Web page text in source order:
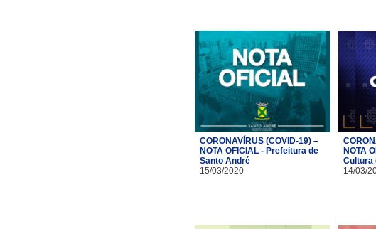
CORONAVÍRUS (COVID-19) –
NOTA OFICIAL - Prefeitura de
Santo André
15/03/2020
NOTA
Cultura
14/03/